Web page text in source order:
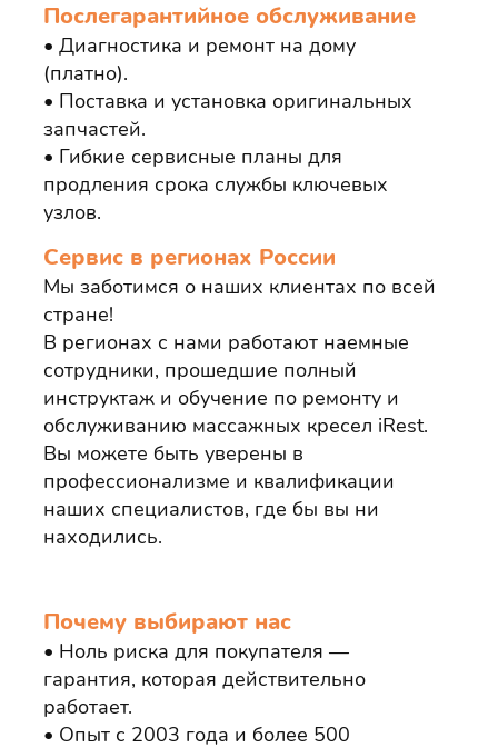
Послегарантийное обслуживание
Диагностика и ремонт на дому
(платно).
Поставка и установка оригинальных
запчастей.
Гибкие сервисные планы для
продления срока службы ключевых
узлов.
Сервис в регионах России
Мы заботимся о наших клиентах по всей
стране!
В регионах с нами работают наемные
сотрудники, прошедшие полный
инструктаж и обучение по ремонту и
обслуживанию массажных кресел iRest.
Вы можете быть уверены в
профессионализме и квалификации
наших специалистов, где бы вы ни
находились.
Почему выбирают нас
Ноль риска для покупателя —
гарантия, которая действительно
работает.
Опыт с 2003 года и более 500